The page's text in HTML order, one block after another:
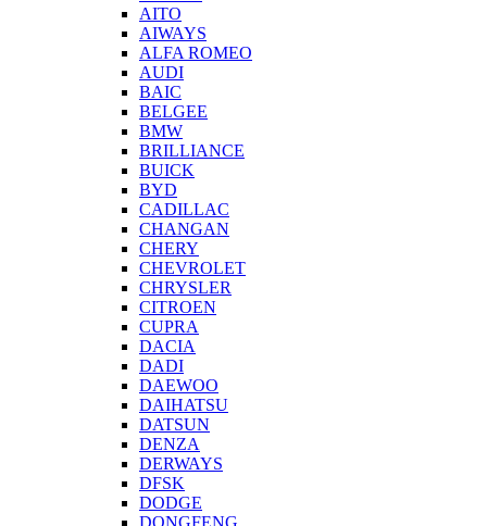
AITO
AIWAYS
ALFA ROMEO
AUDI
BAIC
BELGEE
BMW
BRILLIANCE
BUICK
BYD
CADILLAC
CHANGAN
CHERY
CHEVROLET
CHRYSLER
CITROEN
CUPRA
DACIA
DADI
DAEWOO
DAIHATSU
DATSUN
DENZA
DERWAYS
DFSK
DODGE
DONGFENG